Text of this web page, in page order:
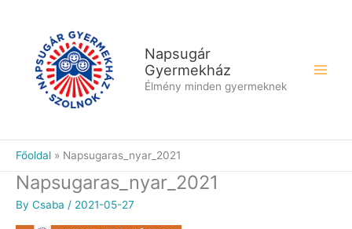
Napsugár
Gyermekház
Élmény minden gyermeknek
Főoldal Napsugaras_nyar_2021
Napsugaras_nyar_2021
By Csaba / 2021-05-27